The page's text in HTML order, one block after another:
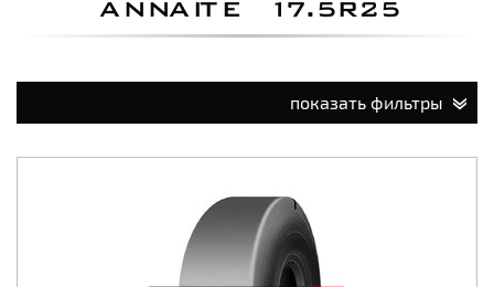
ANNAITE 17.5R25
показать фильтры